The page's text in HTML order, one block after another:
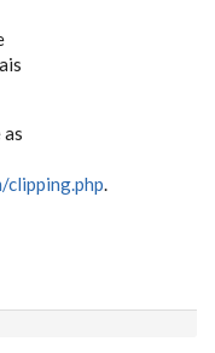
clipping.php.